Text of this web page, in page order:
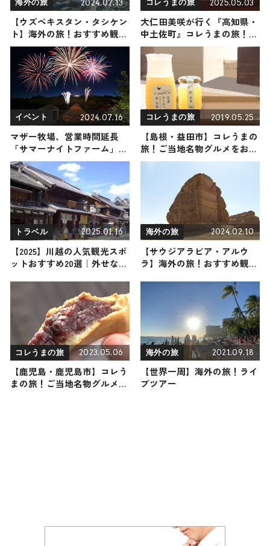
海外の旅 2024.07.13
【ウズベキスタン・タシケン
ト】海外の旅！おすすめ観光
スポットやグルメをリポート
2024年7月13日放送
コレうまの旅 2025.05.03
大仁田美咲が行く『高知県・
中土佐町』コレうまの旅！地
元の人おすすめのご当地名物
グルメ4選 2025年5月3日放送
イベント 2024.07.16
マザー牧場、営業時間延長
「サマーナイトファーム」開
催 ド迫力の打上花火・ナイ
ト遊園地も
コレうまの旅 2019.05.25
【島根・益田市】コレうまの
旅！ご当地名物グルメをお届
け
トラベル 2025.01.16
【2025】川越の人気観光スポ
ットおすすめ20選｜外せない
海外の旅 2024.02.10
【サウジアラビア・アルウ
ラ】海外の旅！おすすめ観光
コレうまの旅 2023.05.06
【鹿児島・鹿児島市】コレう
まの旅！ご当地名物グルメを
海外の旅 2021.09.18
【世界一周】海外の旅！ライ
ブツアー